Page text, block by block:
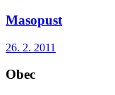
Masopust
26. 2. 2011
Obec